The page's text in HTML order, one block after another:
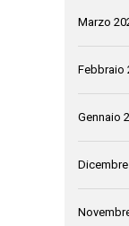
Marzo
Febbraio
Gennaio